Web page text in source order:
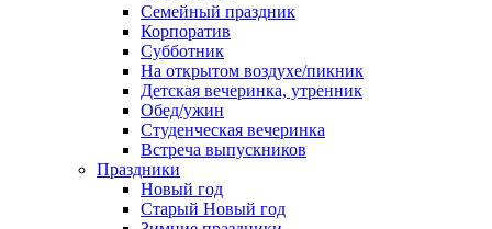
Семейный праздник
Корпоратив
Субботник
На открытом воздухе/пикник
Детская вечеринка, утренник
Обед/ужин
Студенческая вечеринка
Встреча выпускников
Праздники
Новый год
Старый Новый год